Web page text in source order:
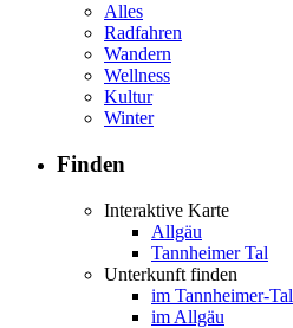
Alles
Radfahren
Wandern
Wellness
Kultur
Winter
Finden
Interaktive Karte
Allgäu
Tannheimer Tal
Unterkunft finden
im Tannheimer-Tal
im Allgäu